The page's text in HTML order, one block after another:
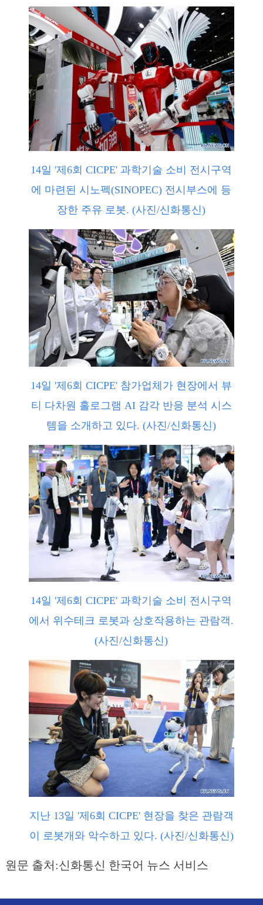
14일 '제6회 CICPE' 과학기술 소비 전시구역
에 마련된 시노펙(SINOPEC) 전시부스에 등
장한 주유 로봇. (사진/신화통신)
14일 '제6회 CICPE' 참가업체가 현장에서 뷰
티 다차원 홀로그램 AI 감각 반응 분석 시스
템을 소개하고 있다. (사진/신화통신)
14일 '제6회 CICPE' 과학기술 소비 전시구역
에서 위수테크 로봇과 상호작용하는 관람객.
(사진/신화통신)
지난 13일 '제6회 CICPE' 현장을 찾은 관람객
이 로봇개와 악수하고 있다. (사진/신화통신)
원문 출처:신화통신 한국어 뉴스 서비스